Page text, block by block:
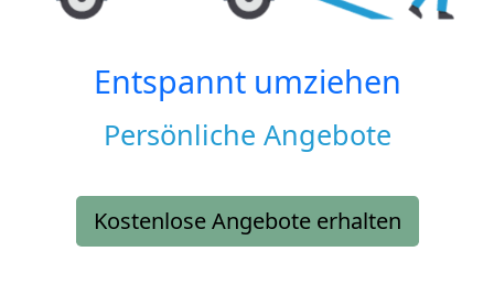
Entspannt umziehen
Persönliche Angebote
Kostenlose Angebote erhalten